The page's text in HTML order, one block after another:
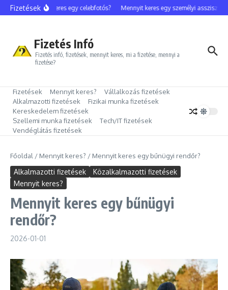
Ugrás a tartalomhoz
Fizetések
Mennyit keres egy celebfotós? Mennyit keres egy személyi asszisztens?
Fizetés Infó
Fizetés infó, fizetések, mennyit keres, mi a fizetése, mennyi a
fizetése?
Fizetések Mennyit keres?
Vállalkozás fizetések
Alkalmazotti fizetések
Fizikai munka fizetések
Kereskedelem fizetések
Szellemi munka fizetések
Tech/IT fizetések
Vendéglátás fizetések
Főoldal / Mennyit keres? / Mennyit keres egy bűnügyi rendőr?
Alkalmazotti fizetések
Közalkalmazotti fizetések
Mennyit keres?
Mennyit keres egy bűnügyi
rendőr?
2026-01-01